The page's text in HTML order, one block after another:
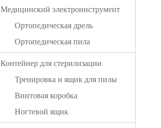
Медицинский электроинструмент
Ортопедическая дрель
Ортопедическая пила
Контейнер для стерилизации
Тренировка и ящик для пилы
Винтовая коробка
Ногтевой ящик